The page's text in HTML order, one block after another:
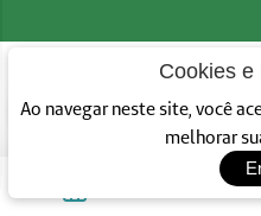
CEHUB © 2026 -
Cookies e
Ao navegar neste site, você
melhorar